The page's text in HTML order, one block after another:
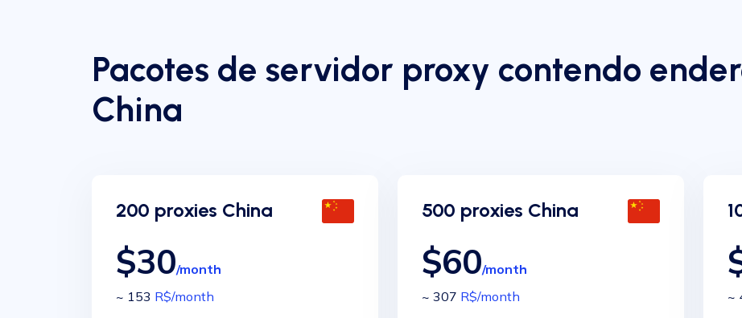
Pacotes de servidor proxy contendo
China
200 proxies China
$30/month
~ 153 R$/month
500 proxies China
$60/month
~ 307 R$/month
~